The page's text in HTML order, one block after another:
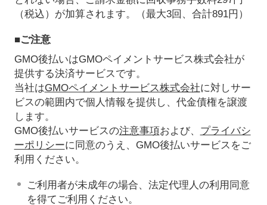
（税込）が加算されます。（最大3回、合計891円）
■ご注意
GMO後払いはGMOペイメントサービス株式会社が
提供する決済サービスです。
当社はGMOペイメントサービス株式会社に対しサー
ビスの範囲内で個人情報を提供し、代金債権を譲渡
します。
GMO後払いサービスの注意事項および、 プライバシ
ーポリシーに同意のうえ、GMO後払いサービスをご
利用ください。
ご利用者が未成年の場合、法定代理人の利用同意
を得てご利用ください。